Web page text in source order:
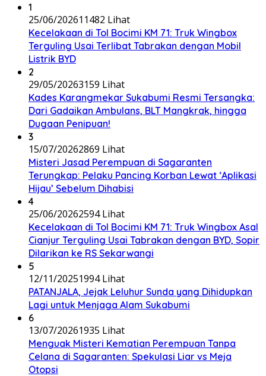
1
25/06/202611482 Lihat
Kecelakaan di Tol Bocimi KM 71: Truk Wingbox
Terguling Usai Terlibat Tabrakan dengan Mobil
Listrik BYD
2
29/05/20263159 Lihat
Kades Karangmekar Sukabumi Resmi Tersangka:
Dari Gadaikan Ambulans, BLT Mangkrak, hingga
Dugaan Penipuan!
3
15/07/20262869 Lihat
Misteri Jasad Perempuan di Sagaranten
Terungkap: Pelaku Pancing Korban Lewat ‘Aplikasi
Hijau’ Sebelum Dihabisi
4
25/06/20262594 Lihat
Kecelakaan di Tol Bocimi KM 71: Truk Wingbox Asal
Cianjur Terguling Usai Tabrakan dengan BYD, Sopir
Dilarikan ke RS Sekarwangi
5
12/11/20251994 Lihat
PATANJALA, Jejak Leluhur Sunda yang Dihidupkan
Lagi untuk Menjaga Alam Sukabumi
6
13/07/20261935 Lihat
Menguak Misteri Kematian Perempuan Tanpa
Celana di Sagaranten: Spekulasi Liar vs Meja
Otopsi